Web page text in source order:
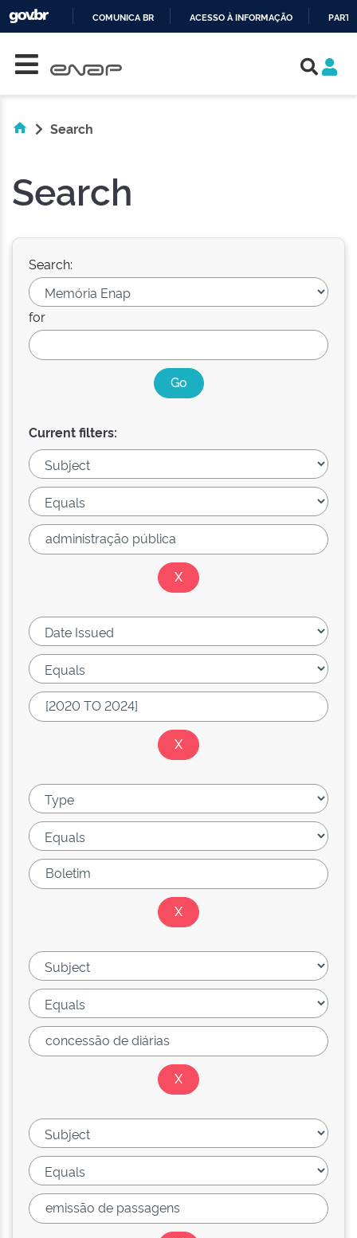
COMUNICA BR ACESSO À INFORMAÇÃO
Search
Search
Search:
for
Current filters: